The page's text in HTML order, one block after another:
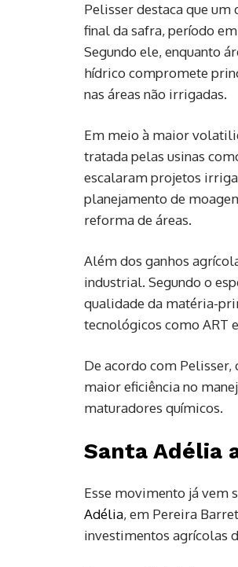
Pelisser destaca que
final da safra, período
Segundo ele, enquanto
hídrico compromete
nas áreas não irrigadas.
Em meio à maior
tratada pelas usinas
escalaram projetos
planejamento de
reforma de áreas.
Além dos ganhos
industrial. Segundo o
qualidade da matéria-
tecnológicos como ART
De acordo com
maior eficiência no
maturadores químicos.
Santa Adélia
Esse movimento já vem
Adélia, em Pereira
investimentos agrícolas